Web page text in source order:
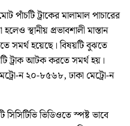
পাঁচটি ট্রাকের মালামাল পাচারের
স্থানীয় প্রভাবশালী মাস্তান
সমর্থ হয়েছে। বিষয়টি বুঝতে
ট্রাক আটক করতে সমর্থ হয়।
ন ২০-৮৫৬৮, ঢাকা মেট্রো-ন
ভিডিওতে স্পষ্ট ভাবে